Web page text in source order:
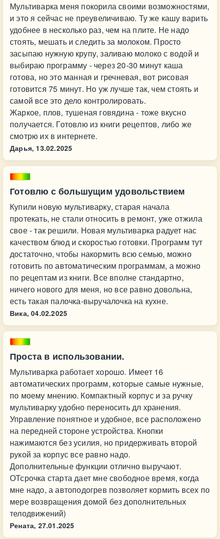
Мультиварка меня покорила своими возможностями,
и это я сейчас не преувеличиваю. Ту же кашу варить
удобнее в несколько раз, чем на плите. Не надо
стоять, мешать и следить за молоком. Просто
засыпаю нужную крупу, заливаю молоко с водой и
выбираю программу - через 20-30 минут каша
готова, но это манная и гречневая, вот рисовая
готовится 75 минут. Но уж лучше так, чем стоять и
самой все это дело контролировать.
Жаркое, плов, тушеная говядина - тоже вкусно
получается. Готовлю из книги рецептов, либо же
смотрю их в интернете.
Дарья, 13.02.2025
Готовлю с большущим удовольствием
Купили новую мультиварку, старая начала
протекать, не стали относить в ремонт, уже отжила
свое - так решили. Новая мультиварка радует нас
качеством блюд и скоростью готовки. Программ тут
достаточно, чтобы накормить всю семью, можно
готовить по автоматическим программам, а можно
по рецептам из книги. Все вполне стандартно,
ничего нового для меня, но все равно довольна,
есть такая палочка-выручалочка на кухне.
Вика, 04.02.2025
Проста в использовании.
Мультиварка работает хорошо. Имеет 16
автоматических программ, которые самые нужные,
по моему мнению. Компактный корпус и за ручку
мультиварку удобно переносить дл хранения.
Управление понятное и удобное, все расположено
на передней стороне устройства. Кнопки
нажимаются без усилия, но придерживать второй
рукой за корпус все равно надо.
Дополнительные функции отлично выручают.
ОТсрочка старта дает мне свободное время, когда
мне надо, а автоподогрев позволяет кормить всех по
мере возвращения домой без дополнительных
телодвижений)
Рената, 27.01.2025